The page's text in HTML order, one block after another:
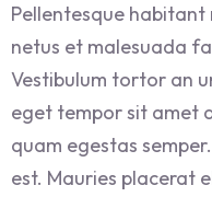
initial
était :
$3.00.
actuel
est :
$2.00.
Pellentesque
netus et malesuada
Vestibulum tortor an
eget tempor sit amet
quam egestas
est. Mauries placerat